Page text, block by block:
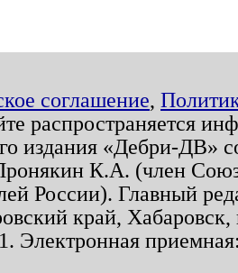
соглашение,
распространяется
издания «Дебри-ДВ»
К.А. (член
России). Главный
край,
Электронная